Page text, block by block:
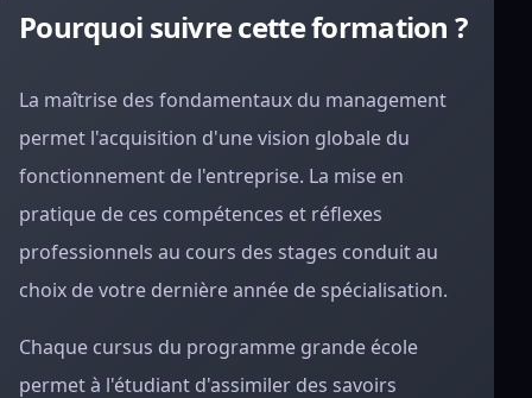
Pourquoi suivre cette formation ?
La maîtrise des fondamentaux du management
permet l'acquisition d'une vision globale du
fonctionnement de l'entreprise. La mise en
pratique de ces compétences et réflexes
professionnels au cours des stages conduit au
choix de votre dernière année de spécialisation.
Chaque cursus du programme grande école
permet à l'étudiant d'assimiler des savoirs